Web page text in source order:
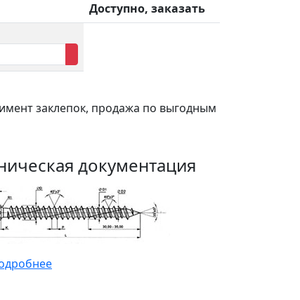
Доступно, заказать
заклепок, продажа по выгодным
документация